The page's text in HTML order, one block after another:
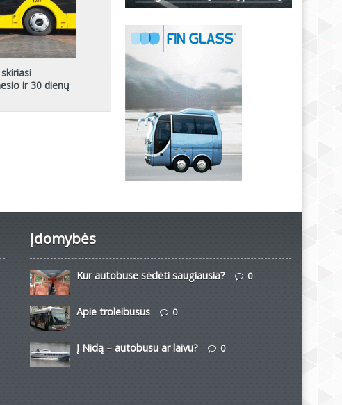
ir 30 dienų
Įdomybės
Kur autobuse sėdėti saugiausia? 0
Apie troleibusus 0
Į Nidą – autobusu ar laivu? 0